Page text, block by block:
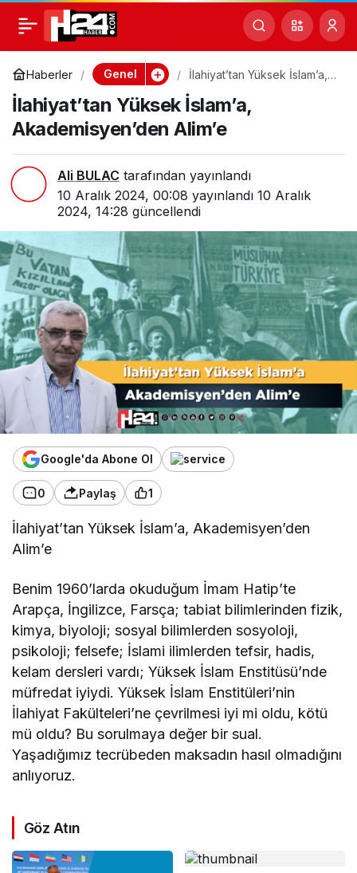
Haberler Genel
İlahiyat’tan Yüksek İslam’a,
İlahiyat’tan Yüksek İslam’a,
Akademisyen’den Alim’e
Ali BULAC tarafından yayınlandı
10 Aralık 2024, 00:08 yayınlandı 10 Aralık
2024, 14:28 güncellendi
Google'da Abone Ol
0 Paylaş 1
İlahiyat’tan Yüksek İslam’a, Akademisyen’den
Alim’e
Benim 1960’larda okuduğum İmam Hatip’te
Arapça, İngilizce, Farsça; tabiat bilimlerinden fizik,
kimya, biyoloji; sosyal bilimlerden sosyoloji,
psikoloji; felsefe; İslami ilimlerden tefsir, hadis,
kelam dersleri vardı; Yüksek İslam Enstitüsü’nde
müfredat iyiydi. Yüksek İslam Enstitüleri’nin
İlahiyat Fakülteleri’ne çevrilmesi iyi mi oldu, kötü
mü oldu? Bu sorulmaya değer bir sual.
Yaşadığımız tecrübeden maksadın hasıl olmadığını
anlıyoruz.
Göz Atın
İlahiyat’tan Yüksek
İslam’a,
Akademisyen’den Alim’e
Paylaş